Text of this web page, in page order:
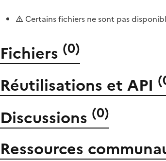
Certains fichiers ne sont pas
Fichiers (0)
Réutilisations et API (
Discussions (0)
Ressources